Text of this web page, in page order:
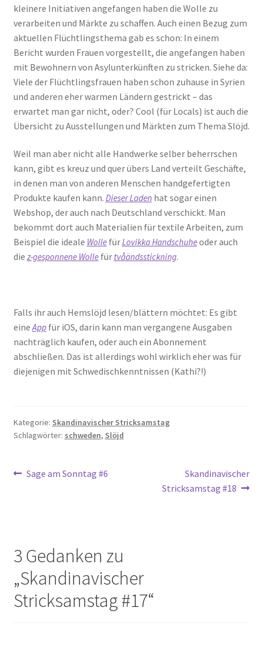
kleinere Initiativen angefangen haben die Wolle zu
verarbeiten und Märkte zu schaffen. Auch einen Bezug zum
aktuellen Flüchtlingsthema gab es schon: In einem
Bericht wurden Frauen vorgestellt, die angefangen haben
mit Bewohnern von Asylunterkünften zu stricken. Siehe da:
Viele der Flüchtlingsfrauen haben schon zuhause in Syrien
und anderen eher warmen Ländern gestrickt – das
erwartet man gar nicht, oder? Cool (für Locals) ist auch die
Übersicht zu Ausstellungen und Märkten zum Thema Slöjd.
Weil man aber nicht alle Handwerke selber beherrschen
kann, gibt es kreuz und quer übers Land verteilt Geschäfte,
in denen man von anderen Menschen handgefertigten
Produkte kaufen kann. Dieser Laden hat sogar einen
Webshop, der auch nach Deutschland verschickt. Man
bekommt dort auch Materialien für textile Arbeiten, zum
Beispiel die ideale WollefürLovikka Handschuheoder auch
die z-gesponnene Wollefür tvåändsstickning.
Falls ihr auch Hemslöjd lesen/blättern möchtet: Es gibt
eineAppfür iOS, darin kann man vergangene Ausgaben
nachträglich kaufen, oder auch ein Abonnement
abschließen. Das ist allerdings wohl wirklich eher was für
diejenigen mit Schwedischkenntnissen (Kathi?!)
Kategorie: Skandinavischer Stricksamstag
Schlagwörter: schweden, Slöjd
Beitragsnavigation
Vorheriger
Sage am Sonntag #6
Nächster
Beitrag:
Skandinavischer
Stricksamstag #18
3 Gedanken zu
„Skandinavischer
Stricksamstag #17“